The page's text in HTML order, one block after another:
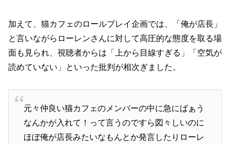
加えて、猫カフェのロールプレイ企画では、「俺が店長」
と言いながらローレンさんに対して高圧的な態度を取る場
面も見られ、視聴者からは「上から目線すぎる」「空気が
読めていない」といった批判が相次ぎました。
元々仲良い猫カフェのメンバーの中に急にばぁう
なんかが入れて！って言うのですら図々しいのに
ほぼ俺が店長みたいなもんとか発言したりローレ